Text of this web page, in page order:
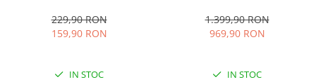
invelis ceramic pentru vafe,
nuci, gogosi si smile
229,90 RON
159,90 RON
IN STOC
Termostat Ajustabil, Usi
reversibile, H 145 cm, Alb
1.399,90 RON
969,90 RON
IN STOC